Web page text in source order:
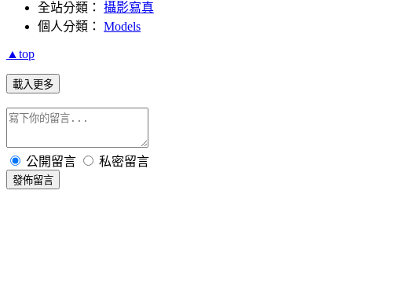
全站分類： 攝影寫真
個人分類： Models
▲top
載入更多
公開留言 私密留言
發佈留言